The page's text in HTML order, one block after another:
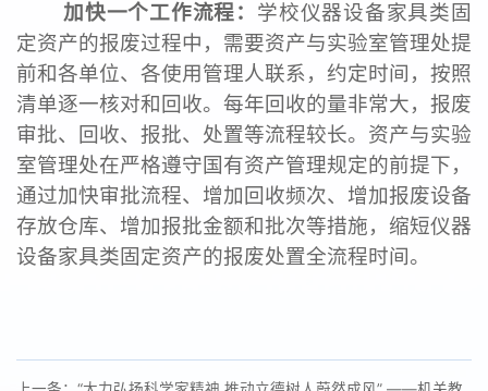
加快一个工作流程： 学校仪器设备家具类固
定资产的报废过程中，需要资产与实验室管理处提
前和各单位、各使用管理人联系，约定时间，按照
清单逐一核对和回收。每年回收的量非常大，报废
审批、回收、报批、处置等流程较长。资产与实验
室管理处在严格遵守国有资产管理规定的前提下，
通过加快审批流程、增加回收频次、增加报废设备
存放仓库、增加报批金额和批次等措施，缩短仪器
设备家具类固定资产的报废处置全流程时间。